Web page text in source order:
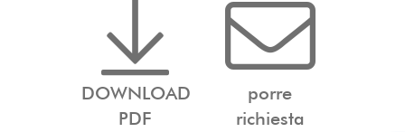
DOWNLOAD
PDF
porre
richiesta